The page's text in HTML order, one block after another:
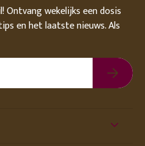
wekelijks een dosis
en het laatste nieuws. Als